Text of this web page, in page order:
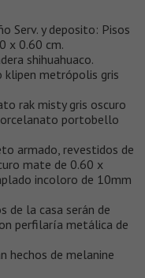
Serv. y deposito: Pisos
x 0.60 cm.
shihuahuaco.
klipen metrópolis gris
rak misty gris oscuro
portobello
armado, revestidos de
mate de 0.60 x
incoloro de 10mm
de la casa serán de
perfilaría metálica de
hechos de melanine